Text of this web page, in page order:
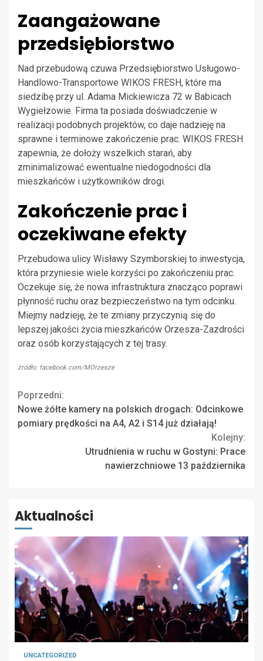
Zaangażowane
przedsiębiorstwo
Nad przebudową czuwa Przedsiębiorstwo Usługowo-
Handlowo-Transportowe WIKOS FRESH, które ma
siedzibę przy ul. Adama Mickiewicza 72 w Babicach
Wygiełzowie. Firma ta posiada doświadczenie w
realizacji podobnych projektów, co daje nadzieję na
sprawne i terminowe zakończenie prac. WIKOS FRESH
zapewnia, że dołoży wszelkich starań, aby
zminimalizować ewentualne niedogodności dla
mieszkańców i użytkowników drogi.
Zakończenie prac i
oczekiwane efekty
Przebudowa ulicy Wisławy Szymborskiej to inwestycja,
która przyniesie wiele korzyści po zakończeniu prac.
Oczekuje się, że nowa infrastruktura znacząco poprawi
płynność ruchu oraz bezpieczeństwo na tym odcinku.
Miejmy nadzieję, że te zmiany przyczynią się do
lepszej jakości życia mieszkańców Orzesza-Zazdrości
oraz osób korzystających z tej trasy.
źródło: facebook.com/MOrzesze
Continue
Reading
Poprzedni:
Nowe żółte kamery na polskich drogach: Odcinkowe
pomiary prędkości na A4, A2 i S14 już działają!
Kolejny:
Utrudnienia w ruchu w Gostyni: Prace
nawierzchniowe 13 października
Aktualności
UNCATEGORIZED